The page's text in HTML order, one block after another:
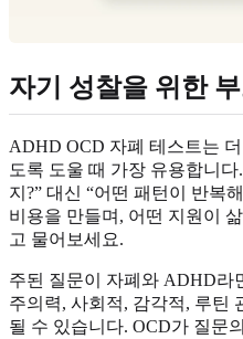
자기 성찰을 위한
ADHD OCD 자폐 테스트는
도록 도울 때 가장 유용합니
지?” 대신 “어떤 패턴이 반복
비용을 만들며, 어떤 지원이
고 물어보세요.
주된 질문이 자폐와 ADHD라
주의력, 사회적, 감각적, 루틴
될 수 있습니다. OCD가 질문